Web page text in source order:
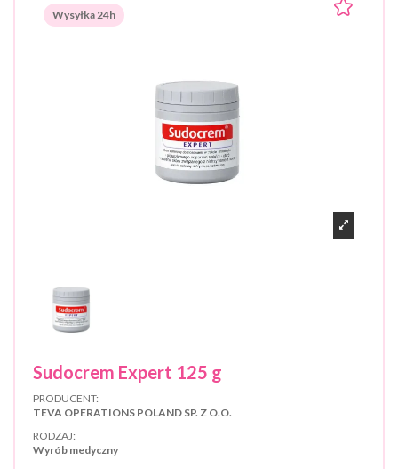
Wysyłka 24h
Sudocrem Expert 125 g
PRODUCENT:
TEVA OPERATIONS POLAND SP. Z O.O.
RODZAJ:
Wyrób medyczny